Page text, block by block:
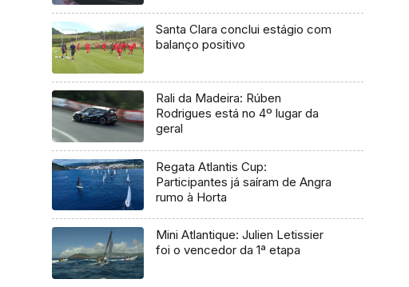
Santa Clara conclui estágio com
balanço positivo
Rali da Madeira: Rúben
Rodrigues está no 4º lugar da
geral
Regata Atlantis Cup:
Participantes já saíram de Angra
rumo à Horta
Mini Atlantique: Julien Letissier
foi o vencedor da 1ª etapa